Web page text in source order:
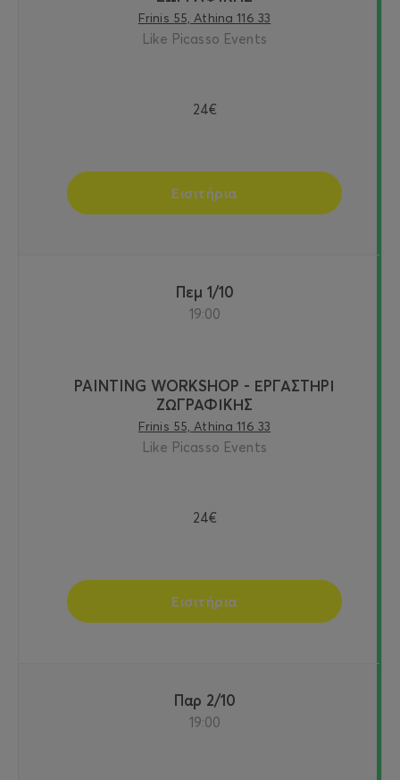
Frinis 55, Athina 116 33
Like Picasso Events
24€
Εισιτήρια
Πεμ 1/10
19:00
PAINTING WORKSHOP - ΕΡΓΑΣΤΗΡΙ
ΖΩΓΡΑΦΙΚΗΣ
Frinis 55, Athina 116 33
Like Picasso Events
24€
Εισιτήρια
Παρ 2/10
19:00